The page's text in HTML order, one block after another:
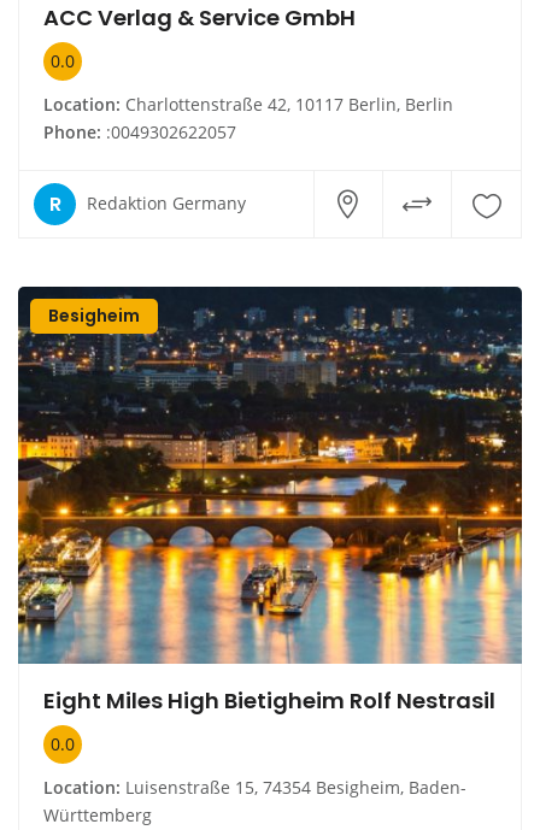
ACC Verlag & Service GmbH
0.0
Location: Charlottenstraße 42, 10117 Berlin, Berlin
Phone: :0049302622057
R Redaktion Germany
Besigheim
Eight Miles High Bietigheim Rolf Nestrasil
0.0
Location: Luisenstraße 15, 74354 Besigheim, Baden-
Württemberg